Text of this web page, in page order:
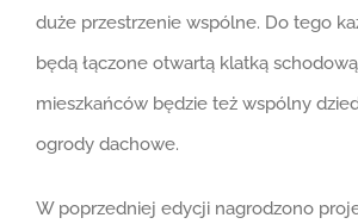
duże przestrzenie wspólne. Do tego
będą łączone otwartą klatką
mieszkańców będzie też wspólny
ogrody dachowe.
W poprzedniej edycji nagrodzono